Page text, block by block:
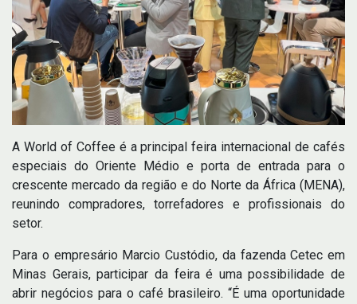
A World of Coffee é a principal feira internacional de cafés
especiais do Oriente Médio e porta de entrada para o
crescente mercado da região e do Norte da África (MENA),
reunindo compradores, torrefadores e profissionais do
setor.
Para o empresário Marcio Custódio, da fazenda Cetec em
Minas Gerais, participar da feira é uma possibilidade de
abrir negócios para o café brasileiro. “É uma oportunidade